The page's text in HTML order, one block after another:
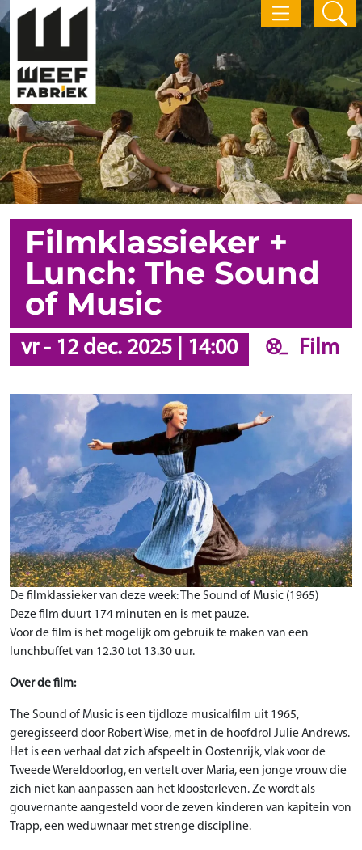
Filmklassieker +
Lunch: The Sound
of Music
vr- 12 dec. 2025| 14:00 Film
De filmklassieker van deze week: The Sound of Music (1965)
Deze film duurt 174 minuten en is met pauze.
Voor de film is het mogelijk om gebruik te maken van een
lunchbuffet van 12.30 tot 13.30 uur.
Over de film:
The Sound of Music is een tijdloze musicalfilm uit 1965,
geregisseerd door Robert Wise, met in de hoofdrol Julie Andrews.
Het is een verhaal dat zich afspeelt in Oostenrijk, vlak voor de
Tweede Wereldoorlog, en vertelt over Maria, een jonge vrouw die
zich niet kan aanpassen aan het kloosterleven. Ze wordt als
gouvernante aangesteld voor de zeven kinderen van kapitein von
Trapp, een weduwnaar met strenge discipline.